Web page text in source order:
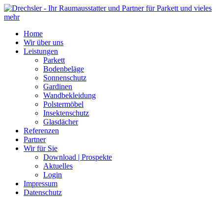
Home
Wir über uns
Leistungen
Parkett
Bodenbeläge
Sonnenschutz
Gardinen
Wandbekleidung
Polstermöbel
Insektenschutz
Glasdächer
Referenzen
Partner
Wir für Sie
Download | Prospekte
Aktuelles
Login
Impressum
Datenschutz